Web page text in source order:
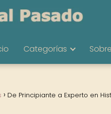
Categorías
De Principiante a Experto en